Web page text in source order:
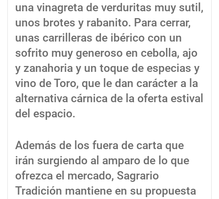
una vinagreta de verduritas muy sutil,
unos brotes y rabanito. Para cerrar,
unas carrilleras de ibérico con un
sofrito muy generoso en cebolla, ajo
y zanahoria y un toque de especias y
vino de Toro, que le dan carácter a la
alternativa cárnica de la oferta estival
del espacio.
Además de los fuera de carta que
irán surgiendo al amparo de lo que
ofrezca el mercado, Sagrario
Tradición mantiene en su propuesta